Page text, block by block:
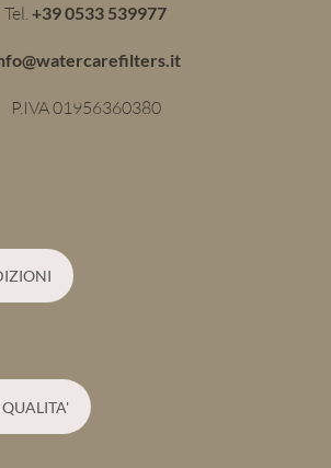
Tel. +39 0533 539977
P.IVA 01956360380